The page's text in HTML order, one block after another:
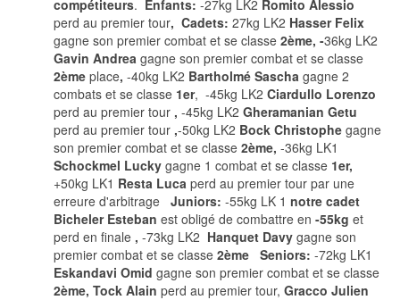
compétiteurs. Enfants: -27kg LK2 Romito Alessio
perd au premier tour, Cadets: 27kg LK2 Hasser Felix
gagne son premier combat et se classe 2ème, -36kg LK2
Gavin Andrea gagne son premier combat et se classe
2ème place, -40kg LK2 Bartholmé Sascha gagne 2
combats et se classe 1er, -45kg LK2 Ciardullo Lorenzo
perd au premier tour , -45kg LK2 Gheramanian Getu
perd au premier tour ,-50kg LK2 Bock Christophe gagne
son premier combat et se classe 2ème, -36kg LK1
Schockmel Lucky gagne 1 combat et se classe 1er,
+50kg LK1 Resta Luca perd au premier tour par une
erreure d'arbitrage Juniors: -55kg LK 1 notre cadet
Bicheler Esteban est obligé de combattre en -55kg et
perd en finale , -73kg LK2 Hanquet Davy gagne son
premier combat et se classe 2ème Seniors: -72kg LK1
Eskandavi Omid gagne son premier combat et se classe
2ème, Tock Alain perd au premier tour, Gracco Julien